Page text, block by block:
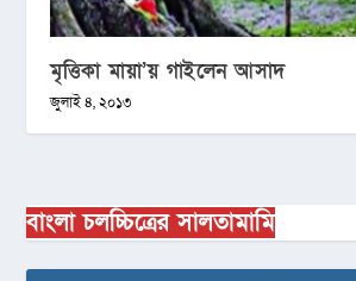
মৃত্তিকা মায়া’য় গাইলেন আসাদ
জুলাই ৪, ২০১৩
বাংলা চলচ্চিত্রের সালতামামি